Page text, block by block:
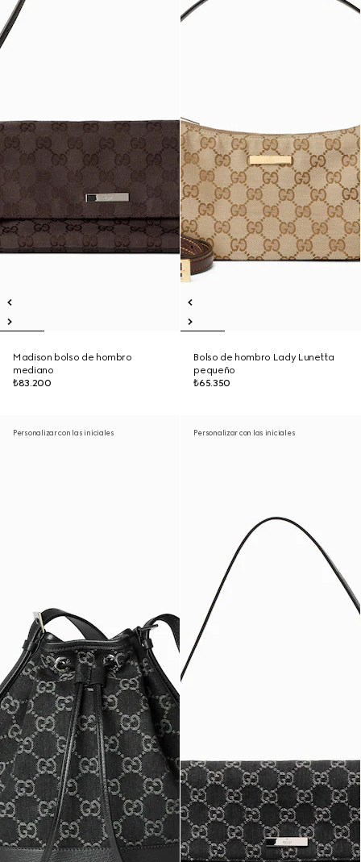
Madison bolso de hombro
mediano
₺83.200
Bolso de hombro Lady Lunetta
pequeño
₺65.350
Personalizar con las iniciales Personalizar con las iniciales